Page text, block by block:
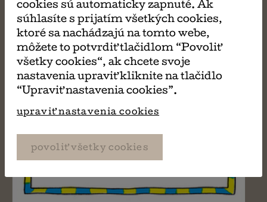
cookies sú automaticky zapnuté. Ak
súhlasíte s prijatím všetkých cookies,
ktoré sa nachádzajú na tomto webe,
môžete to potvrdiť tlačidlom “Povoliť
všetky cookies“, ak chcete svoje
nastavenia upraviť kliknite na tlačidlo
“Upraviť nastavenia cookies”.
upraviť nastavenia cookies
povoliť všetky cookies